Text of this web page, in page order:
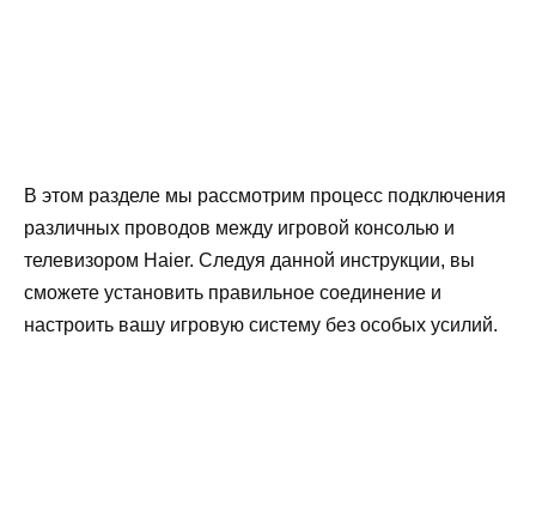
В этом разделе мы рассмотрим процесс подключения
различных проводов между игровой консолью и
телевизором Haier. Следуя данной инструкции, вы
сможете установить правильное соединение и
настроить вашу игровую систему без особых усилий.